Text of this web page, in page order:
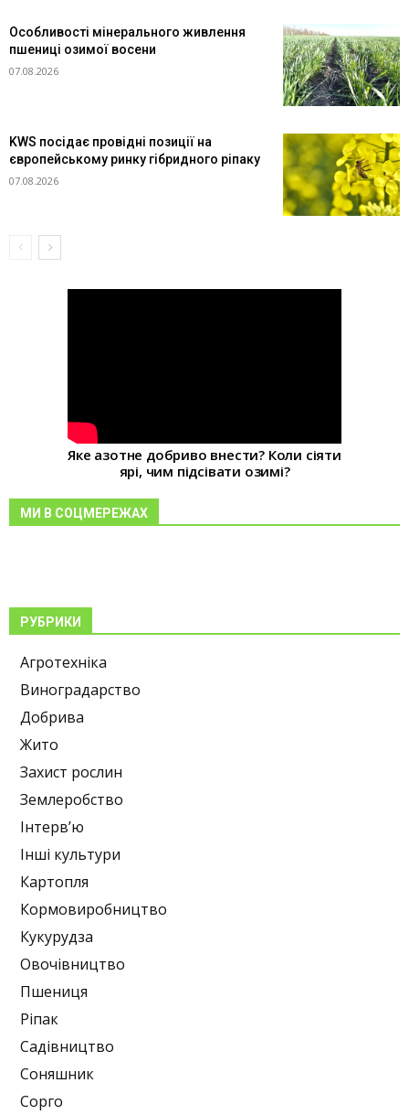
Особливості мінерального живлення
пшениці озимої восени
07.08.2026
KWS посідає провідні позиції на
європейському ринку гібридного ріпаку
07.08.2026
Яке азотне добриво внести? Коли сіяти
ярі, чим підсівати озимі?
МИ В СОЦМЕРЕЖАХ
РУБРИКИ
Агротехніка
Виноградарство
Добрива
Жито
Захист рослин
Землеробство
Інтерв’ю
Інші культури
Картопля
Кормовиробництво
Кукурудза
Овочівництво
Пшениця
Ріпак
Садівництво
Соняшник
Сорго